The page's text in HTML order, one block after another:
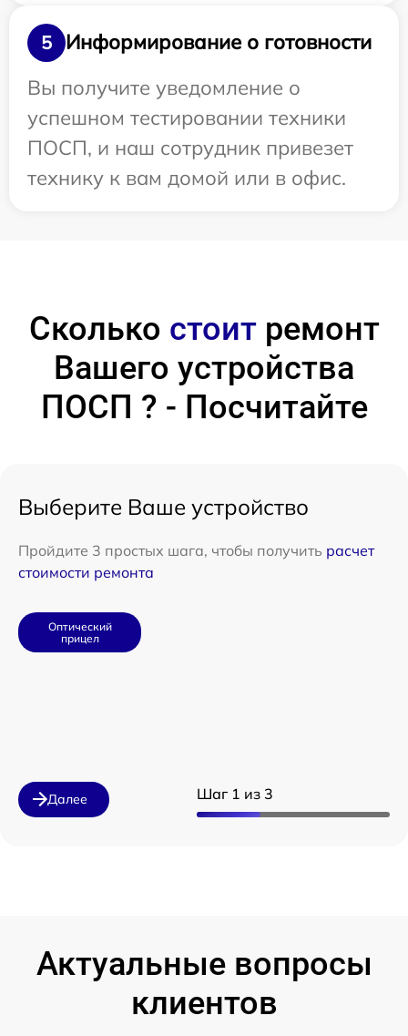
5
Информирование о готовности
Вы получите уведомление о
успешном тестировании техники
ПОСП, и наш сотрудник привезет
технику к вам домой или в офис.
Сколько стоитремонт
Вашего устройства
ПОСП ? - Посчитайте
Шаг 1 из 3
Выберите Ваше устройство
Пройдите 3 простых шага, чтобы получить расчет
стоимости ремонта
Оптический
прицел
Далее
Актуальные вопросы
клиентов